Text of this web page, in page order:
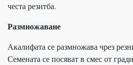
честа резитба.
Размножаване
Акалифата се размножава чрез
Семената се посяват в смес от